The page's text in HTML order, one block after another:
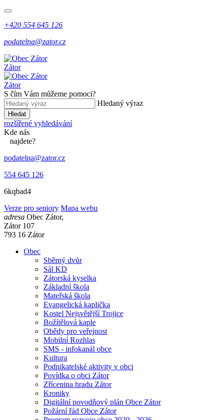
+420 554 645 126
podatelna@zator.cz
Zátor
Zátor
S čím Vám můžeme pomoci?
Hledaný výraz
Hledat
rozšířené vyhledávání
Kde nás
najdete?
podatelna@zator.cz
554 645 126
6kqbad4
Verze pro seniory Mapa webu
adresa Obec Zátor,
Zátor 107
793 16 Zátor
Obec
Sběrný dvůr
Sál KD
Zátorská kyselka
Základní škola
Mateřská škola
Evangelická kaplička
Kostel Nejsvětější Trojice
Božítělová kaple
Obědy pro veřejnost
Mobilní Rozhlas
SMS - infokanál obce
Kultura
Podnikatelské aktivity v obci
Povídka o obci Zátor
Zřícenina hradu Zátor
Kroniky
Digitální povodňový plán Obce Zátor
Požární řád Obce Zátor